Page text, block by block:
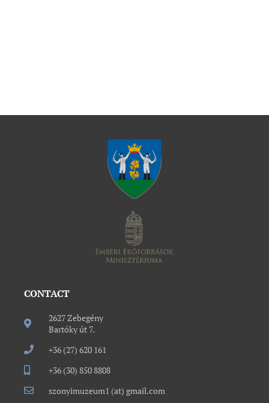
CONTACT
2627 Zebegény
Bartóky út 7.
+36 (27) 620 161
+36 (30) 850 8808
szonyimuzeum1 (at) gmail.com